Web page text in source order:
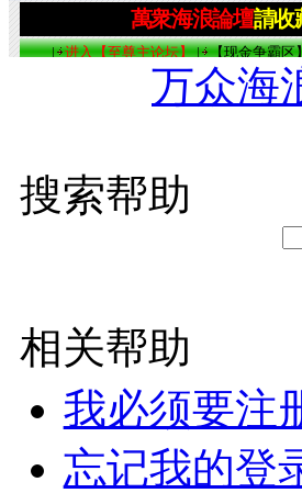
万众海
搜索帮助
相关帮助
我必须要注
忘记我的登